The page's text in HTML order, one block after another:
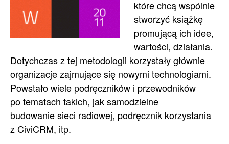
które chcą wspólnie
stworzyć książkę
promującą ich idee,
wartości, działania.
Dotychczas z tej metodologii korzystały głównie
organizacje zajmujące się nowymi technologiami.
Powstało wiele podręczników i przewodników
po tematach takich, jak samodzielne
budowanie sieci radiowej, podręcznik korzystania
z CiviCRM, itp.